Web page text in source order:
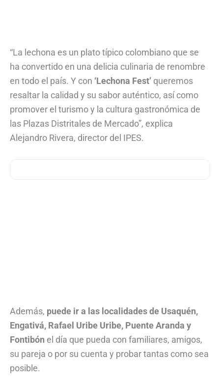
“La lechona es un plato típico colombiano que se
ha convertido en una delicia culinaria de renombre
en todo el país. Y con ‘Lechona Fest’ queremos
resaltar la calidad y su sabor auténtico, así como
promover el turismo y la cultura gastronómica de
las Plazas Distritales de Mercado”, explica
Alejandro Rivera, director del IPES.
Además, puede ir a las localidades de Usaquén,
Engativá, Rafael Uribe Uribe, Puente Aranda y
Fontibón el día que pueda con familiares, amigos,
su pareja o por su cuenta y probar tantas como sea
posible.